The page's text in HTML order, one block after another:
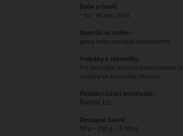
Doba schnutí:
~ 60 - 90 sec. (kov)
Materiál na razítko:
guma nebo speciální fotopolymery
Podušky a zásobníky:
Pro manuální značení doporučujeme
systémy se zásobníky inkoustu.
Ředidlo / čistící prostředek:
Řddidlo 121
Dostupná balení:
50 g – 250 g – 1 000 g